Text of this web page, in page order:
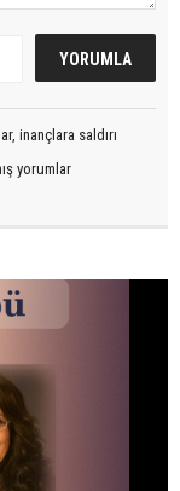
inançlara saldırı
yorumlar